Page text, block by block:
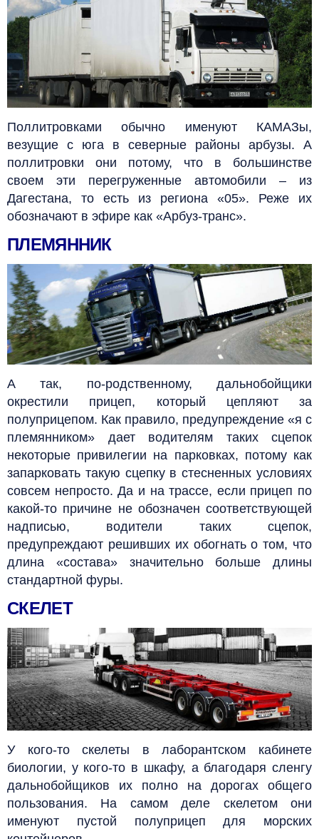
Поллитровками обычно именуют КАМАЗы,
везущие с юга в северные районы арбузы. А
поллитровки они потому, что в большинстве
своем эти перегруженные автомобили – из
Дагестана, то есть из региона «05». Реже их
обозначают в эфире как «Арбуз-транс».
ПЛЕМЯННИК
А так, по-родственному, дальнобойщики
окрестили прицеп, который цепляют за
полуприцепом. Как правило, предупреждение «я с
племянником» дает водителям таких сцепок
некоторые привилегии на парковках, потому как
запарковать такую сцепку в стесненных условиях
совсем непросто.Да и на трассе, если прицеп по
какой-то причине не обозначен соответствующей
надписью, водители таких сцепок,
предупреждают решивших их обогнать о том, что
длина «состава» значительно больше длины
стандартной фуры.
СКЕЛЕТ
У кого-то скелеты в лаборантском кабинете
биологии, у кого-то в шкафу, а благодаря сленгу
дальнобойщиков их полно на дорогах общего
пользования. На самом деле скелетом они
именуют пустой полуприцеп для морских